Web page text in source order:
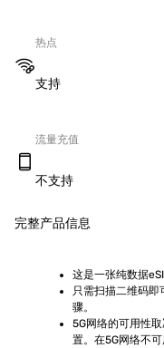
热点
支持
流量充值
不支持
完整产品信息
这是一张纯数据
只需扫描二维码即
骤。
5G网络的可用性
置。在5G网络不